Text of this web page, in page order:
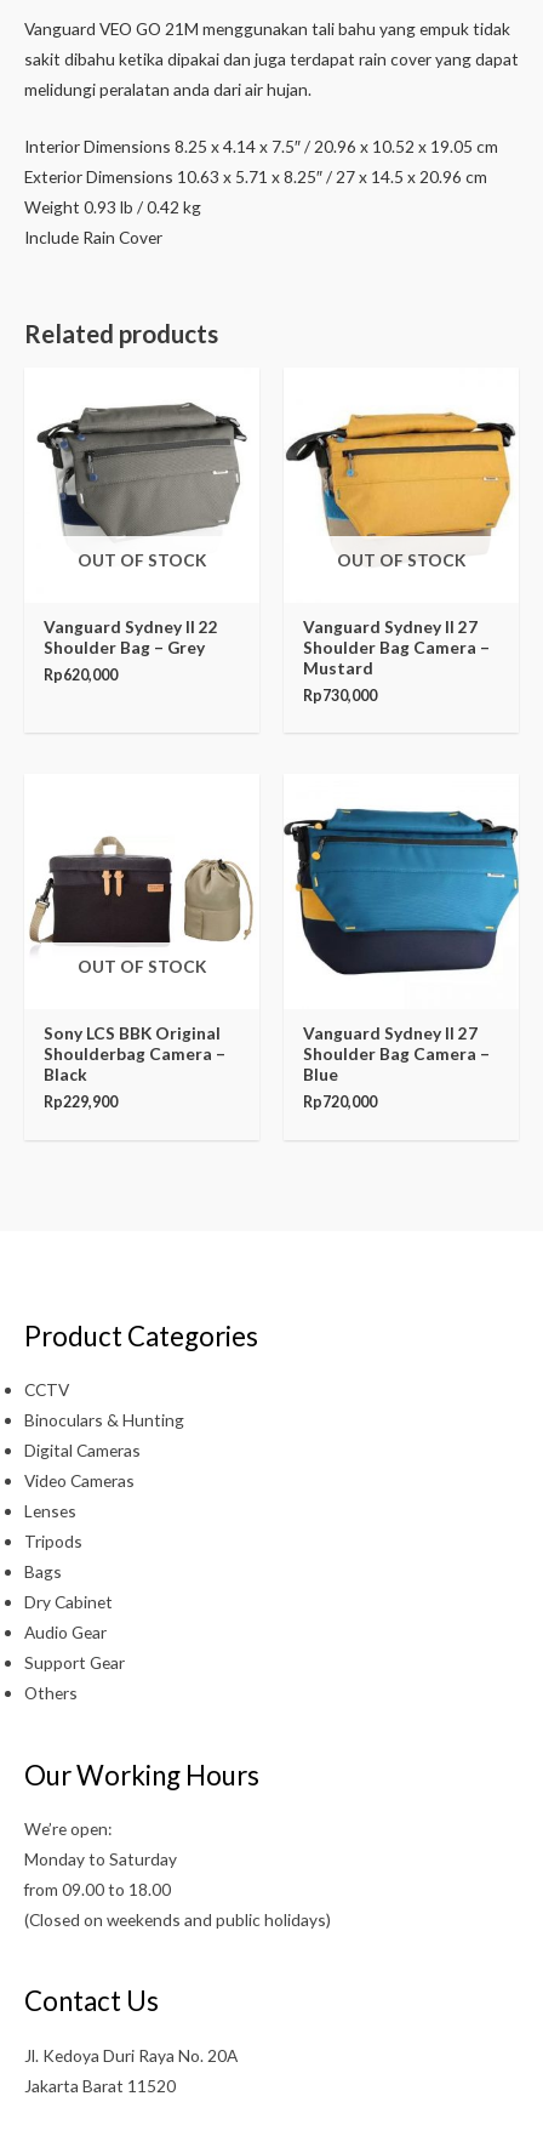
Vanguard VEO GO 21M menggunakan tali bahu yang empuk tidak
sakit dibahu ketika dipakai dan juga terdapat rain cover yang dapat
melidungi peralatan anda dari air hujan.
Interior Dimensions 8.25 x 4.14 x 7.5″ / 20.96 x 10.52 x 19.05 cm
Exterior Dimensions 10.63 x 5.71 x 8.25″ / 27 x 14.5 x 20.96 cm
Weight 0.93 lb / 0.42 kg
Include Rain Cover
Related products
OUT OF STOCK
Vanguard Sydney II 22
Shoulder Bag – Grey
Rp620,000
OUT OF STOCK
Vanguard Sydney II 27
Shoulder Bag Camera –
Mustard
Rp730,000
OUT OF STOCK
Sony LCS BBK Original
Shoulderbag Camera –
Black
Rp229,900
Vanguard Sydney II 27
Shoulder Bag Camera –
Blue
Rp720,000
Product Categories
CCTV
Binoculars & Hunting
Digital Cameras
Video Cameras
Lenses
Tripods
Bags
Dry Cabinet
Audio Gear
Support Gear
Others
Our Working Hours
We’re open:
Monday to Saturday
from 09.00 to 18.00
(Closed on weekends and public holidays)
Contact Us
Jl. Kedoya Duri Raya No. 20A
Jakarta Barat 11520